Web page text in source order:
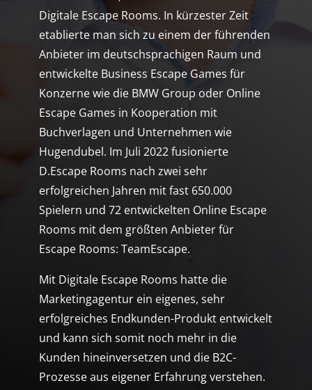
Digitale Escape Rooms. In kürzester Zeit
etablierte man sich zu einem der führenden
Anbieter im deutschsprachigen Raum und
entwickelte Business Escape Games für
Konzerne wie die BMW Group oder Online
Escape Games in Kooperation mit
Buchverlagen und Unternehmen wie
Hugendubel. Im Juli 2022 fusionierte
D.Escape Rooms nach zwei sehr
erfolgreichen Jahren mit fast 650.000
Spielern und 72 entwickelten Online Escape
Rooms mit dem größten Anbieter für
Escape Rooms: TeamEscape.
Mit Digitale Escape Rooms hatte die
Marketingagentur ein eigenes, sehr
erfolgreiches Endkunden-Produkt entwickelt
und kann sich somit noch mehr in die
Kunden hineinversetzen und die B2C-
Prozesse aus eigener Erfahrung verstehen.